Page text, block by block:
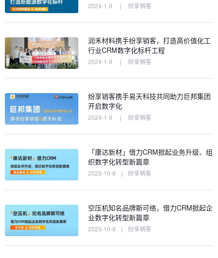
2024-1-9 | 纷享销客
润禾材料携手纷享销客，打造高价值化工
行业CRM数字化标杆工程
2024-1-9 | 纷享销客
纷享销客携手易天科技共同助力巨邦集团
开启数字化
2024-1-9 | 纷享销客
「康达新材」借力CRM掀起业务升级、组
织数字化转型新篇章
2023-10-8 | 纷享销客
空压机知名品牌斯可络，借力CRM掀起企
业数字化转型新篇章
2023-10-8 | 纷享销客